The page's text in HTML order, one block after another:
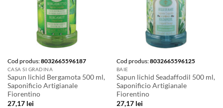
Cod produs:8032665596187
CASA SI GRADINA
Sapun lichid Bergamota 500 ml,
Saponificio Artigianale
Fiorentino
27,17 lei
Cod produs:8032665596125
BAIE
Sapun lichid Seadaffodil 500 ml,
Saponificio Artigianale
Fiorentino
27,17 lei